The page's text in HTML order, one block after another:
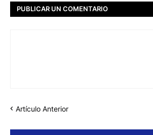
PUBLICAR UN COMENTARIO
Artículo Anterior